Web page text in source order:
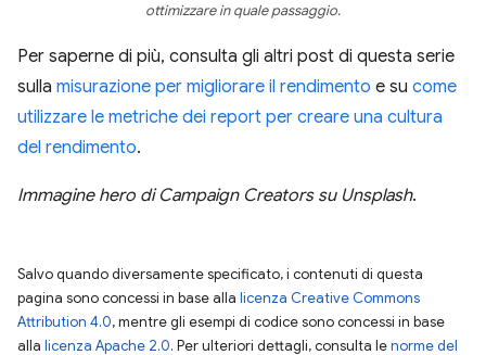
ottimizzare in quale passaggio.
Per saperne di più, consulta gli altri post di questa serie
sulla misurazione per migliorare il rendimento e su come
utilizzare le metriche dei report per creare una cultura
del rendimento.
Immagine hero di Campaign Creators su Unsplash.
Salvo quando diversamente specificato, i contenuti di questa
pagina sono concessi in base alla licenza Creative Commons
Attribution 4.0, mentre gli esempi di codice sono concessi in base
alla licenza Apache 2.0. Per ulteriori dettagli, consulta lenorme del